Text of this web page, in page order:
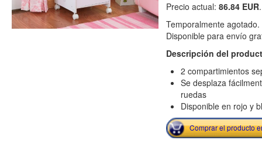
Precio actual: 86.84 EUR.
Temporalmente
Disponible para envío
Descripción del
2 compartimientos
Se desplaza
ruedas
Disponible en rojo y
Comprar el producto